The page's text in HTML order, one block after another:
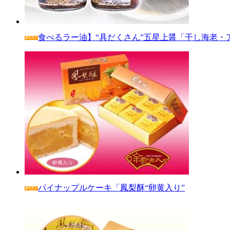
食べるラー油】“具だくさん”五星上醤「干し海老
パイナップルケーキ「鳳梨酥“卵黄入り”